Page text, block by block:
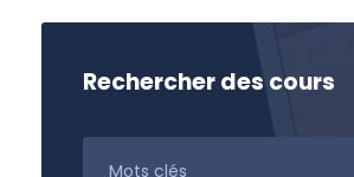
Rechercher des cours